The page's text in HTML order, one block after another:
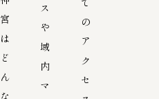
宮
は
ど
ん
な
ス
や
域
内
マ
の
ア
ク
セ